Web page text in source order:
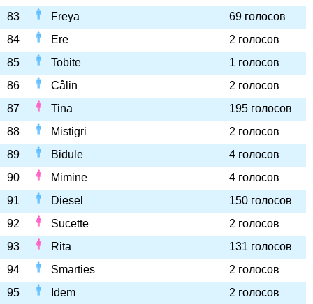
83
Freya
69 голосов
84
Ere
2 голосов
85
Tobite
1 голосов
86
Câlin
2 голосов
87
Tina
195 голосов
88
Mistigri
2 голосов
89
Bidule
4 голосов
90
Mimine
4 голосов
91
Diesel
150 голосов
92
Sucette
2 голосов
93
Rita
131 голосов
94
Smarties
2 голосов
95
Idem
2 голосов